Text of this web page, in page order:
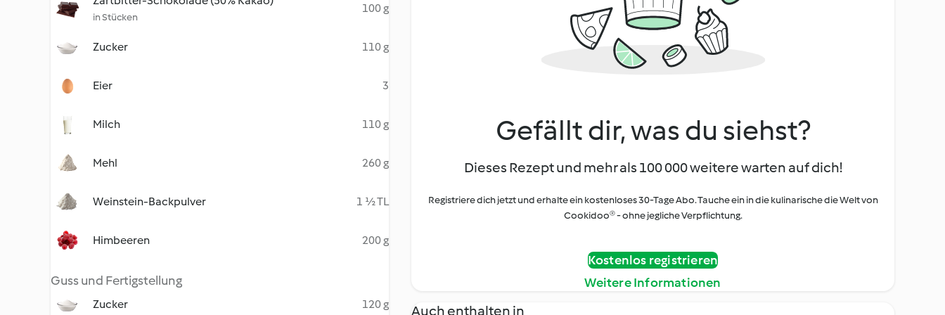
in Stücken
100 g
Zucker 110 g
Eier 3
Milch 110 g
Mehl 260 g
Weinstein-Backpulver 1 ½ TL
Himbeeren 200 g
Guss und Fertigstellung
Zucker 120 g
Gefällt dir, was du siehst?
Dieses Rezept und mehr als 100 000 weitere warten auf dich!
Registriere dich jetzt und erhalte ein kostenloses 30-Tage Abo. Tauche ein in die kulinarische die Welt von
Cookidoo® - ohne jegliche Verpflichtung.
Kostenlos registrieren
Weitere Informationen
Auch enthalten in